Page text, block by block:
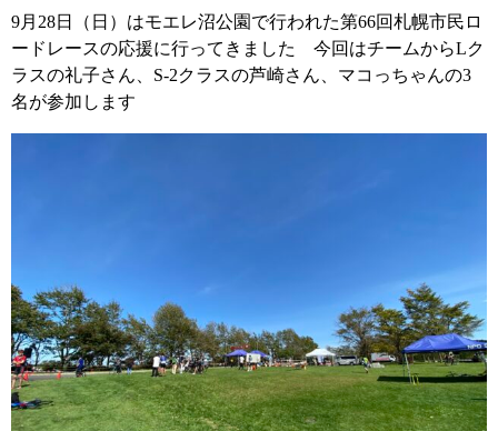
9月28日（日）はモエレ沼公園で行われた第66回札幌市民ロ
ードレースの応援に行ってきました 今回はチームからLク
ラスの礼子さん、S-2クラスの芦崎さん、マコっちゃんの3
名が参加します